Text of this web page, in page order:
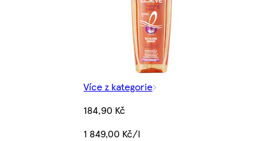
Více z kategorie
184,90 Kč
1 849,00 Kč/l